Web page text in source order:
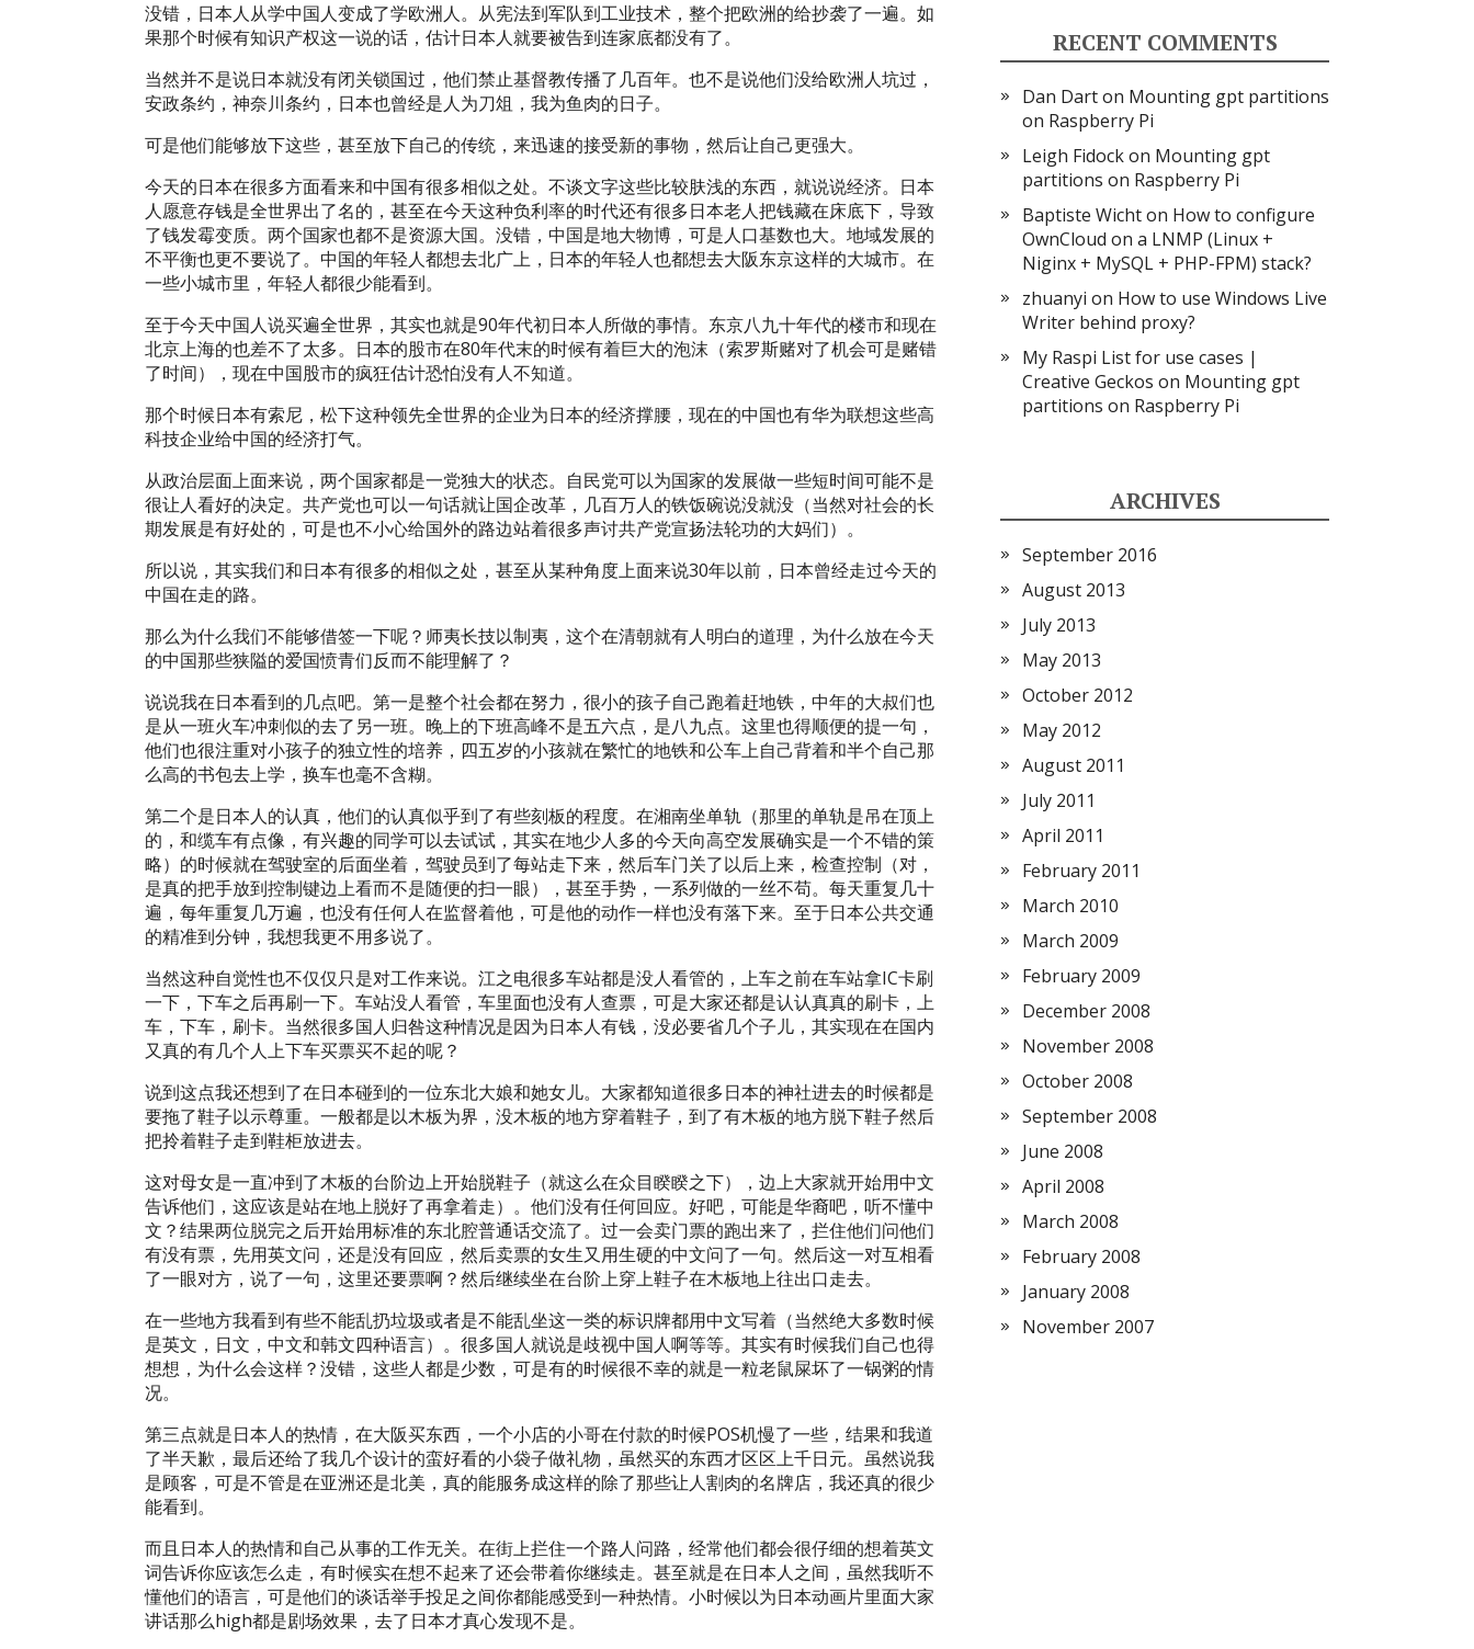
没错，日本人从学中国人变成了学欧洲人。从宪法到军队到工业技术，整个把欧洲的给抄袭了一遍。如
果那个时候有知识产权这一说的话，估计日本人就要被告到连家底都没有了。
当然并不是说日本就没有闭关锁国过，他们禁止基督教传播了几百年。也不是说他们没给欧洲人坑过，
安政条约，神奈川条约，日本也曾经是人为刀俎，我为鱼肉的日子。
可是他们能够放下这些，甚至放下自己的传统，来迅速的接受新的事物，然后让自己更强大。
今天的日本在很多方面看来和中国有很多相似之处。不谈文字这些比较肤浅的东西，就说说经济。日本
人愿意存钱是全世界出了名的，甚至在今天这种负利率的时代还有很多日本老人把钱藏在床底下，导致
了钱发霉变质。两个国家也都不是资源大国。没错，中国是地大物博，可是人口基数也大。地域发展的
不平衡也更不要说了。中国的年轻人都想去北广上，日本的年轻人也都想去大阪东京这样的大城市。在
一些小城市里，年轻人都很少能看到。
至于今天中国人说买遍全世界，其实也就是90年代初日本人所做的事情。东京八九十年代的楼市和现在
北京上海的也差不了太多。日本的股市在80年代末的时候有着巨大的泡沫（索罗斯赌对了机会可是赌错
了时间），现在中国股市的疯狂估计恐怕没有人不知道。
那个时候日本有索尼，松下这种领先全世界的企业为日本的经济撑腰，现在的中国也有华为联想这些高
科技企业给中国的经济打气。
从政治层面上面来说，两个国家都是一党独大的状态。自民党可以为国家的发展做一些短时间可能不是
很让人看好的决定。共产党也可以一句话就让国企改革，几百万人的铁饭碗说没就没（当然对社会的长
期发展是有好处的，可是也不小心给国外的路边站着很多声讨共产党宣扬法轮功的大妈们）。
所以说，其实我们和日本有很多的相似之处，甚至从某种角度上面来说30年以前，日本曾经走过今天的
中国在走的路。
那么为什么我们不能够借签一下呢？师夷长技以制夷，这个在清朝就有人明白的道理，为什么放在今天
的中国那些狭隘的爱国愤青们反而不能理解了？
说说我在日本看到的几点吧。第一是整个社会都在努力，很小的孩子自己跑着赶地铁，中年的大叔们也
是从一班火车冲刺似的去了另一班。晚上的下班高峰不是五六点，是八九点。这里也得顺便的提一句，
他们也很注重对小孩子的独立性的培养，四五岁的小孩就在繁忙的地铁和公车上自己背着和半个自己那
么高的书包去上学，换车也毫不含糊。
第二个是日本人的认真，他们的认真似乎到了有些刻板的程度。在湘南坐单轨（那里的单轨是吊在顶上
的，和缆车有点像，有兴趣的同学可以去试试，其实在地少人多的今天向高空发展确实是一个不错的策
略）的时候就在驾驶室的后面坐着，驾驶员到了每站走下来，然后车门关了以后上来，检查控制（对，
是真的把手放到控制键边上看而不是随便的扫一眼），甚至手势，一系列做的一丝不苟。每天重复几十
遍，每年重复几万遍，也没有任何人在监督着他，可是他的动作一样也没有落下来。至于日本公共交通
的精准到分钟，我想我更不用多说了。
当然这种自觉性也不仅仅只是对工作来说。江之电很多车站都是没人看管的，上车之前在车站拿IC卡刷
一下，下车之后再刷一下。车站没人看管，车里面也没有人查票，可是大家还都是认认真真的刷卡，上
车，下车，刷卡。当然很多国人归咎这种情况是因为日本人有钱，没必要省几个子儿，其实现在在国内
又真的有几个人上下车买票买不起的呢？
说到这点我还想到了在日本碰到的一位东北大娘和她女儿。大家都知道很多日本的神社进去的时候都是
要拖了鞋子以示尊重。一般都是以木板为界，没木板的地方穿着鞋子，到了有木板的地方脱下鞋子然后
把拎着鞋子走到鞋柜放进去。
这对母女是一直冲到了木板的台阶边上开始脱鞋子（就这么在众目睽睽之下），边上大家就开始用中文
告诉他们，这应该是站在地上脱好了再拿着走）。他们没有任何回应。好吧，可能是华裔吧，听不懂中
文？结果两位脱完之后开始用标准的东北腔普通话交流了。过一会卖门票的跑出来了，拦住他们问他们
有没有票，先用英文问，还是没有回应，然后卖票的女生又用生硬的中文问了一句。然后这一对互相看
了一眼对方，说了一句，这里还要票啊？然后继续坐在台阶上穿上鞋子在木板地上往出口走去。
在一些地方我看到有些不能乱扔垃圾或者是不能乱坐这一类的标识牌都用中文写着（当然绝大多数时候
是英文，日文，中文和韩文四种语言）。很多国人就说是歧视中国人啊等等。其实有时候我们自己也得
想想，为什么会这样？没错，这些人都是少数，可是有的时候很不幸的就是一粒老鼠屎坏了一锅粥的情
况。
第三点就是日本人的热情，在大阪买东西，一个小店的小哥在付款的时候POS机慢了一些，结果和我道
了半天歉，最后还给了我几个设计的蛮好看的小袋子做礼物，虽然买的东西才区区上千日元。虽然说我
是顾客，可是不管是在亚洲还是北美，真的能服务成这样的除了那些让人割肉的名牌店，我还真的很少
能看到。
而且日本人的热情和自己从事的工作无关。在街上拦住一个路人问路，经常他们都会很仔细的想着英文
词告诉你应该怎么走，有时候实在想不起来了还会带着你继续走。甚至就是在日本人之间，虽然我听不
懂他们的语言，可是他们的谈话举手投足之间你都能感受到一种热情。小时候以为日本动画片里面大家
讲话那么high都是剧场效果，去了日本才真心发现不是。
RECENT COMMENTS
Dan Darton Mounting gpt partitions
on Raspberry Pi
Leigh Fidockon Mounting gpt
partitions on Raspberry Pi
Baptiste Wichton How to configure
OwnCloud on a LNMP (Linux +
Niginx + MySQL + PHP-FPM) stack?
zhuanyi on How to use Windows Live
Writer behind proxy?
My Raspi List for use cases |
Creative Geckos on Mounting gpt
partitions on Raspberry Pi
ARCHIVES
September 2016
August 2013
July 2013
May 2013
October 2012
May 2012
August 2011
July 2011
April 2011
February 2011
March 2010
March 2009
February 2009
December 2008
November 2008
October 2008
September 2008
June 2008
April 2008
March 2008
February 2008
January 2008
November 2007